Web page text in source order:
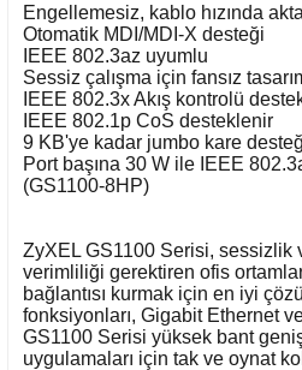
Engellemesiz, kablo hızında
Otomatik MDI/MDI-X desteği
IEEE 802.3az uyumlu
Sessiz çalışma için fansız
IEEE 802.3x Akış kontrolü
IEEE 802.1p CoS desteklenir
9 KB'ye kadar jumbo kare
Port başına 30 W ile IEEE
(GS1100-8HP)
ZyXEL GS1100 Serisi, sessizlik
verimliliği gerektiren ofis
bağlantısı kurmak için en iyi
fonksiyonları, Gigabit Ethernet
GS1100 Serisi yüksek bant
uygulamaları için tak ve oynat